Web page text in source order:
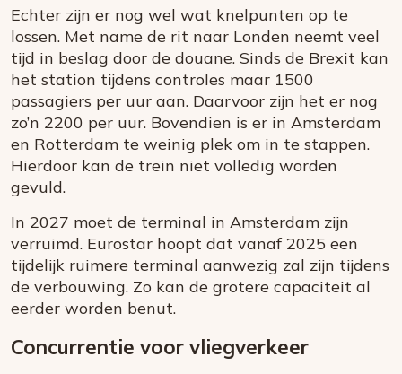
Echter zijn er nog wel wat knelpunten op te
lossen. Met name de rit naar Londen neemt veel
tijd in beslag door de douane. Sinds de Brexit kan
het station tijdens controles maar 1500
passagiers per uur aan. Daarvoor zijn het er nog
zo’n 2200 per uur. Bovendien is er in Amsterdam
en Rotterdam te weinig plek om in te stappen.
Hierdoor kan de trein niet volledig worden
gevuld.
In 2027 moet de terminal in Amsterdam zijn
verruimd. Eurostar hoopt dat vanaf 2025 een
tijdelijk ruimere terminal aanwezig zal zijn tijdens
de verbouwing. Zo kan de grotere capaciteit al
eerder worden benut.
Concurrentie voor vliegverkeer